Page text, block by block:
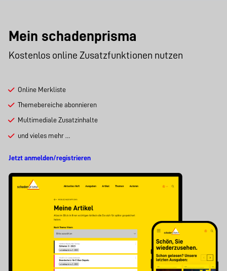
Mein schadenprisma
Kostenlos online Zusatzfunktionen nutzen
Online Merkliste
Themebereiche abonnieren
Multimediale Zusatzinhalte
und vieles mehr …
Jetzt anmelden/registrieren